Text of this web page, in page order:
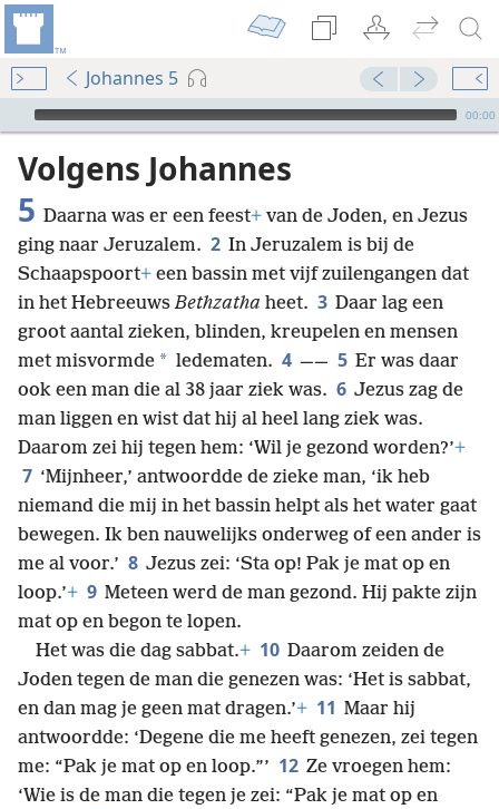
Johannes 5
Audio Player
00:00
Volgens Johannes
5 Daarna was er een feest+ van de Joden, en Jezus
ging naar Jeruzalem. 2 In Jeruzalem is bij de
Schaapspoort+ een bassin met vijf zuilengangen dat
in het HebreeuwsBethzatha heet. 3 Daar lag een
groot aantal zieken, blinden, kreupelen en mensen
met misvormde * ledematen. 4 —— 5 Er was daar
ook een man die al 38 jaar ziek was. 6 Jezus zag de
man liggen en wist dat hij al heel lang ziek was.
Daarom zei hij tegen hem: ‘Wil je gezond worden?’+
7 ‘Mijnheer,’ antwoordde de zieke man, ‘ik heb
niemand die mij in het bassin helpt als het water gaat
bewegen. Ik ben nauwelijks onderweg of een ander is
me al voor.’ 8 Jezus zei: ‘Sta op! Pak je mat op en
loop.’+ 9 Meteen werd de man gezond. Hij pakte zijn
mat op en begon te lopen.
Het was die dag sabbat.+ 10 Daarom zeiden de
Joden tegen de man die genezen was: ‘Het is sabbat,
en dan mag je geen mat dragen.’+ 11 Maar hij
antwoordde: ‘Degene die me heeft genezen, zei tegen
me: “Pak je mat op en loop.”’ 12 Ze vroegen hem:
‘Wie is de man die tegen je zei: “Pak je mat op en